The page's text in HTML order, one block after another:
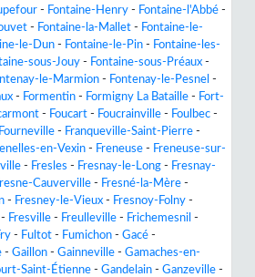
- Fontaine-Henry - Fontaine-l'Abbé -
- Fontaine-la-Mallet - Fontaine-le-
le-Dun - Fontaine-le-Pin - Fontaine-les-
sous-Jouy - Fontaine-sous-Préaux -
le-Marmion - Fontenay-le-Pesnel -
- Formentin - Formigny La Bataille - Fort-
- Foucart - Foucrainville - Foulbec -
Fourneville - Franqueville-Saint-Pierre -
en-Vexin - Freneuse - Freneuse-sur-
- Fresles - Fresnay-le-Long - Fresnay-
Cauverville - Fresné-la-Mère -
- Fresney-le-Vieux - Fresnoy-Folny -
- Fresville - Freulleville - Frichemesnil -
- Fultot - Fumichon - Gacé -
- Gaillon - Gainneville - Gamaches-en-
Saint-Étienne - Gandelain - Ganzeville -